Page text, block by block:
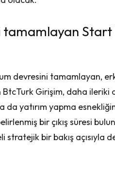
tamamlayan Start
devresini tamamlayan,
Girişim, daha ileriki
yatırım yapma
bir çıkış süresi
bir bakış açısıyla